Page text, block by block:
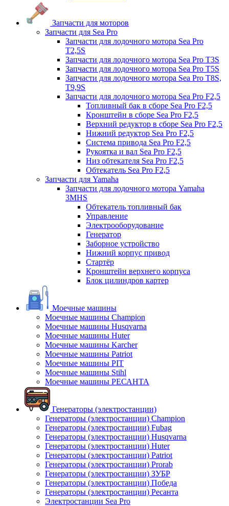
Запчасти для моторов
Запчасти для Sea Pro
Запчасти для лодочного мотора Sea Pro
Т2,5S
Запчасти для лодочного мотора Sea Pro Т3S
Запчасти для лодочного мотора Sea Pro Т5S
Запчасти для лодочного мотора Sea Pro Т8S,
T9,9S
Запчасти для лодочного мотора Sea Pro F2,5
Топливный бак в сборе Sea Pro F2,5
Кронштейн в сборе Sea Pro F2,5
Верхний редуктор в сборе Sea Pro F2,5
Нижний редуктор Sea Pro F2,5
Система привода Sea Pro F2,5
Рукоятка и вал Sea Pro F2,5
Низ обтекателя Sea Pro F2,5
Обтекатель Sea Pro F2,5
Запчасти для Yamaha
Запчасти для лодочного мотора Yamaha
3MHS
Обтекатель топливный бак
Управление
Электрооборудование
Генератор
Заборное устройство
Нижний корпус привод
Стартёр
Кронштейн верхнего корпуса
Блок цилиндров картер
Моечные машины
Моечные машины Champion
Моечные машины Husqvarna
Моечные машины Huter
Моечные машины Karcher
Моечные машины Patriot
Моечные машины PIT
Моечные машины Stihl
Моечные машины РЕСАНТА
Генераторы (электростанции)
Генераторы (электростанции) Champion
Генераторы (электростанции) Fubag
Генераторы (электростанции) Husqvarna
Генераторы (электростанции) Huter
Генераторы (электростанции) Patriot
Генераторы (электростанции) Prorab
Генераторы (электростанции) ЗУБР
Генераторы (электростанции) Победа
Генераторы (электростанции) Ресанта
Электростанции Sea Pro